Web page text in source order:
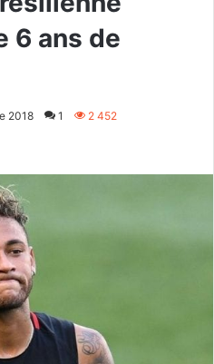
6 ans de
2018 1 2 452